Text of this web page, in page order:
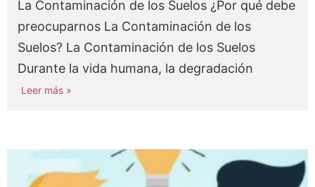
La Contaminación de los Suelos ¿Por qué debe
preocuparnos La Contaminación de los
Suelos? La Contaminación de los Suelos
Durante la vida humana, la degradación
Leer más »